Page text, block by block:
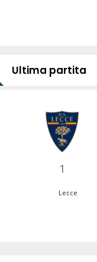
Ultima partita
1
Lecce